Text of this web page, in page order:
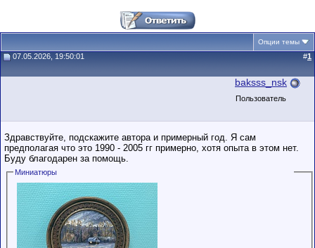
Опции темы
07.05.2026, 19:50:01 #1
baksss_nsk
Пользователь
Здравствуйте, подскажите автора и примерный год. Я сам
предполагая что это 1990 - 2005 гг примерно, хотя опыта в этом нет.
Буду благодарен за помощь.
Миниатюры